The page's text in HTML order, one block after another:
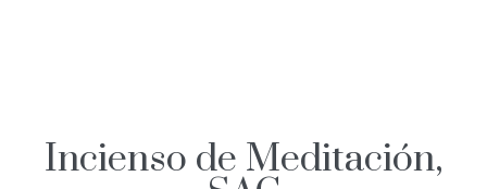
Incienso de Meditación,